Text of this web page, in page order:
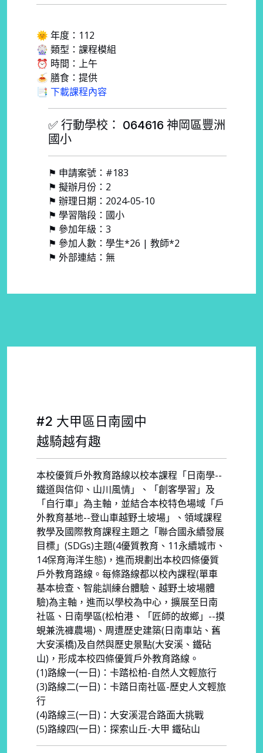
🌞 年度：112
🎡 類型：課程模組
⏰ 時間：上午
🍝 膳食：提供
📑 下載課程內容
✅ 行動學校： 064616 神岡區豐洲
國小
⚑ 申請案號：#183
⚑ 擬辦月份：2
⚑ 辦理日期：2024-05-10
⚑ 學習階段：國小
⚑ 參加年級：3
⚑ 參加人數：學生*26 | 教師*2
⚑ 外部連結：無
#2 大甲區日南國中
越騎越有趣
本校優質戶外教育路線以校本課程「日南學--
鐵道與信仰、山川風情」、「創客學習」及
「自行車」為主軸，並結合本校特色場域「戶
外教育基地--登山車越野土坡場」、領域課程
教學及國際教育課程主題之「聯合國永續發展
目標」(SDGs)主題(4優質教育、11永續城市、
14保育海洋生態)，進而規劃出本校四條優質
戶外教育路線。每條路線都以校內課程(單車
基本檢查、智能訓練台體驗、越野土坡場體
驗)為主軸，進而以學校為中心，擴展至日南
社區、日南學區(松柏港、「匠師的故鄉」--摸
蜆兼洗褲農場)、周遭歷史建築(日南車站、舊
大安溪橋)及自然與歷史景點(大安溪、鐵砧
山)，形成本校四條優質戶外教育路線。
(1)路線一(一日)：卡踏松柏-自然人文輕旅行
(3)路線二(一日)：卡踏日南社區-歷史人文輕旅
行
(4)路線三(一日)：大安溪混合路面大挑戰
(5)路線四(一日)：探索山丘-大甲 鐵砧山